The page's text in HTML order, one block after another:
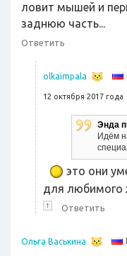
ловит мышей и
заднюю часть...
Ответить
olkaimpala
12 октября 2017 года
Энда
Идём
это они
для любимого
↑ Ответить
Ольга Васькина